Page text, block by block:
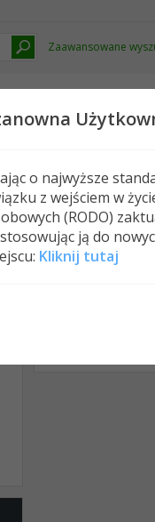
Zaawansowane
o najwyższe
z wejściem w
(RODO)
ją do
Kliknij tutaj